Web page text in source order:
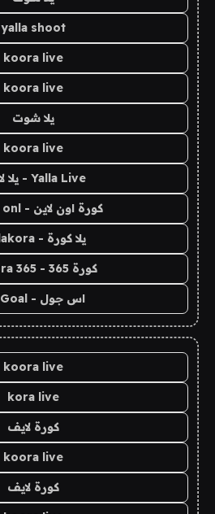
yalla shoot
koora live
koora live
يلا شوت
koora live
Yalla Live - يلا لايف
كورة اون لاين - koora onl
يلا كورة - yallakora
كورة 365 - kooora 365
اس جول - AS Goal
koora live
kora live
كورة لايف
koora live
كورة لايف